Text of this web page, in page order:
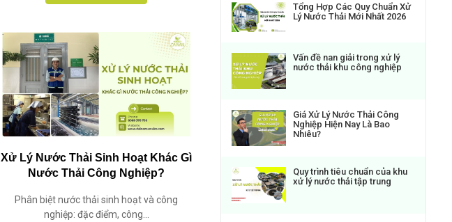
Xử Lý Nước Thải Sinh Hoạt Khác Gì
Nước Thải Công Nghiệp?
Phân biệt nước thải sinh hoạt và công
nghiệp: đặc điểm, công...
Tổng Hợp Các Quy Chuẩn Xử
Lý Nước Thải Mới Nhất 2026
Vấn đề nan giải trong xử lý
nước thải khu công nghiệp
Giá Xử Lý Nước Thải Công
Nghiệp Hiện Nay Là Bao
Nhiêu?
Quy trình tiêu chuẩn của khu
xử lý nước thải tập trung